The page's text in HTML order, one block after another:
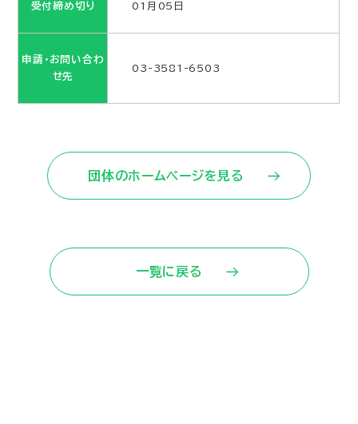
受付締め切り 01月05日
申請・お問い合わ
せ先
03-3581-6503
団体のホームページを見る
一覧に戻る